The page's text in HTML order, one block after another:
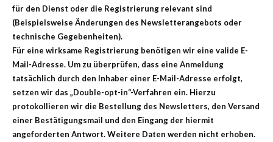
für den Dienst oder die Registrierung relevant sind
(Beispielsweise Änderungen des Newsletterangebots oder
technische Gegebenheiten).
Für eine wirksame Registrierung benötigen wir eine valide E-
Mail-Adresse. Um zu überprüfen, dass eine Anmeldung
tatsächlich durch den Inhaber einer E-Mail-Adresse erfolgt,
setzen wir das „Double-opt-in“-Verfahren ein. Hierzu
protokollieren wir die Bestellung des Newsletters, den Versand
einer Bestätigungsmail und den Eingang der hiermit
angeforderten Antwort. Weitere Daten werden nicht erhoben.